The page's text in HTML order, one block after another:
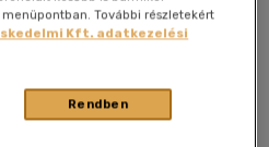
Megosztom
|magyar nyelvű
További részletekért
Kft. adatkezelési
Rendben